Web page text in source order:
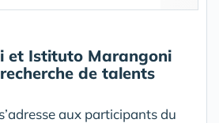
et Istituto Marangoni
de talents
aux participants du